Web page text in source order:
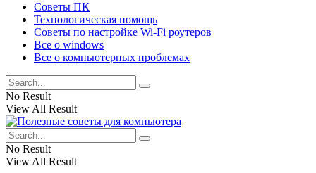
Советы ПК
Технологическая помощь
Советы по настройке Wi-Fi роутеров
Все о windows
Все о компьютерных проблемах
No Result
View All Result
No Result
View All Result